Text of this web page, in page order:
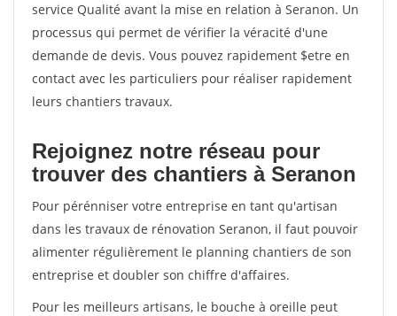
service Qualité avant la mise en relation à Seranon. Un
processus qui permet de vérifier la véracité d'une
demande de devis. Vous pouvez rapidement $etre en
contact avec les particuliers pour réaliser rapidement
leurs chantiers travaux.
Rejoignez notre réseau pour
trouver des chantiers à Seranon
Pour pérénniser votre entreprise en tant qu'artisan
dans les travaux de rénovation Seranon, il faut pouvoir
alimenter régulièrement le planning chantiers de son
entreprise et doubler son chiffre d'affaires.
Pour les meilleurs artisans, le bouche à oreille peut